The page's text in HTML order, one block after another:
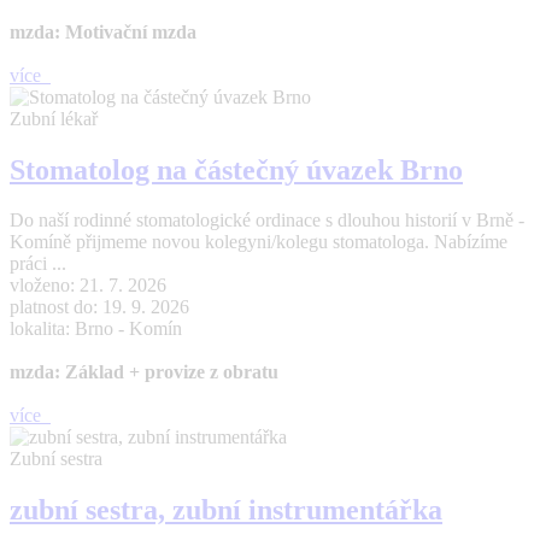
mzda: Motivační mzda
více
Zubní lékař
Stomatolog na částečný úvazek Brno
Do naší rodinné stomatologické ordinace s dlouhou historií v Brně -
Komíně přijmeme novou kolegyni/kolegu stomatologa. Nabízíme
práci ...
vloženo: 21. 7. 2026
platnost do: 19. 9. 2026
lokalita: Brno - Komín
mzda: Základ + provize z obratu
více
Zubní sestra
zubní sestra, zubní instrumentářka